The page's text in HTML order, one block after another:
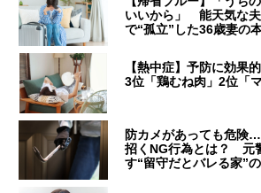
いいから」 能天気な
で“孤立”した36歳妻の
【熱中症】予防に効果
3位「鶏むね肉」2位「
防カメがあっても危険
招くNG行為とは？ 元
す“留守だとバレる家”